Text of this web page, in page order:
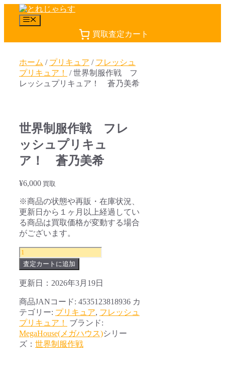
メ
買取査定カート
ホーム / プリキュア / フレッシュ
プリキュア！
/ 世界制服作戦 フ
レッシュプリキュア！ 蒼乃美希
世界制服作戦 フレ
ッシュプリキュ
ア！ 蒼乃美希
¥6,000 買取
※商品の状態や再販・在庫状況、
更新日から１ヶ月以上経過してい
る商品は買取価格が変動する場合
がございます。
世
界
制
服
戦
フ
レ
ッ
シ
査定カートに追加
更新日：2026年3月19日
商品JANコード: 4535123818936 カ
テゴリー: プリキュア, フレッシュ
プリキュア！
ブランド:
MegaHouse(メガハウス)シリー
ズ： 世界制服作戦